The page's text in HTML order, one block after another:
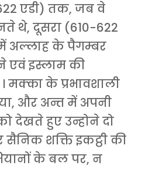
एडी) तक, जब वे
थे, दूसरा (610-622
अल्लाह के पैगम्बर
एवं इस्लाम की
मक्का के प्रभावशाली
और अन्त में अपनी
देखते हुए उन्होने दो
शक्ति इकट्ठी की
के बल पर, न